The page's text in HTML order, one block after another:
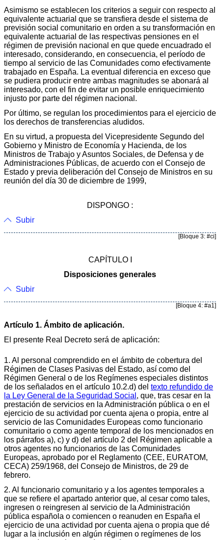
Asimismo se establecen los criterios a seguir con respecto al
equivalente actuarial que se transfiera desde el sistema de
previsión social comunitario en orden a su transformación en
equivalente actuarial de las respectivas pensiones en el
régimen de previsión nacional en que quede encuadrado el
interesado, considerando, en consecuencia, el período de
tiempo al servicio de las Comunidades como efectivamente
trabajado en España. La eventual diferencia en exceso que
se pudiera producir entre ambas magnitudes se abonará al
interesado, con el fin de evitar un posible enriquecimiento
injusto por parte del régimen nacional.
Por último, se regulan los procedimientos para el ejercicio de
los derechos de transferencias aludidos.
En su virtud, a propuesta del Vicepresidente Segundo del
Gobierno y Ministro de Economía y Hacienda, de los
Ministros de Trabajo y Asuntos Sociales, de Defensa y de
Administraciones Públicas, de acuerdo con el Consejo de
Estado y previa deliberación del Consejo de Ministros en su
reunión del día 30 de diciembre de 1999,
DISPONGO :
Subir
[Bloque 3: #ci]
CAPÍTULO I
Disposiciones generales
Subir
[Bloque 4: #a1]
Artículo 1. Ámbito de aplicación.
El presente Real Decreto será de aplicación:
1. Al personal comprendido en el ámbito de cobertura del
Régimen de Clases Pasivas del Estado, así como del
Régimen General o de los Regímenes especiales distintos
de los señalados en el artículo 10.2.d) del texto refundido de
la Ley General de la Seguridad Social , que, tras cesar en la
prestación de servicios en la Administración pública o en el
ejercicio de su actividad por cuenta ajena o propia, entre al
servicio de las Comunidades Europeas como funcionario
comunitario o como agente temporal de los mencionados en
los párrafos a), c) y d) del artículo 2 del Régimen aplicable a
otros agentes no funcionarios de las Comunidades
Europeas, aprobado por el Reglamento (CEE, EURATOM,
CECA) 259/1968, del Consejo de Ministros, de 29 de
febrero.
2. Al funcionario comunitario y a los agentes temporales a
que se refiere el apartado anterior que, al cesar como tales,
ingresen o reingresen al servicio de la Administración
pública española o comiencen o reanuden en España el
ejercicio de una actividad por cuenta ajena o propia que dé
lugar a la inclusión en algún régimen o regímenes de los